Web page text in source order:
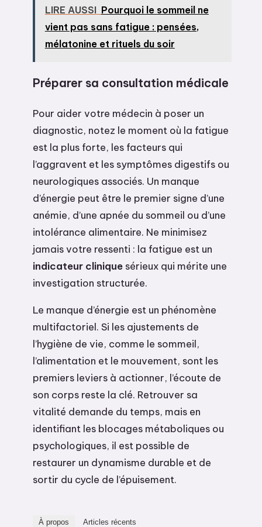
LIRE AUSSI Pourquoi le sommeil ne
vient pas sans fatigue : pensées,
mélatonine et rituels du soir
Préparer sa consultation médicale
Pour aider votre médecin à poser un
diagnostic, notez le moment où la fatigue
est la plus forte, les facteurs qui
l’aggravent et les symptômes digestifs ou
neurologiques associés. Un manque
d’énergie peut être le premier signe d’une
anémie, d’une apnée du sommeil ou d’une
intolérance alimentaire. Ne minimisez
jamais votre ressenti : la fatigue est un
indicateur clinique sérieux qui mérite une
investigation structurée.
Le manque d’énergie est un phénomène
multifactoriel. Si les ajustements de
l’hygiène de vie, comme le sommeil,
l’alimentation et le mouvement, sont les
premiers leviers à actionner, l’écoute de
son corps reste la clé. Retrouver sa
vitalité demande du temps, mais en
identifiant les blocages métaboliques ou
psychologiques, il est possible de
restaurer un dynamisme durable et de
sortir du cycle de l’épuisement.
À propos Articles récents